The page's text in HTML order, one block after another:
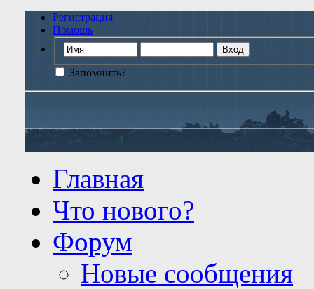
Регистрация
Помощь
Запомнить?
Главная
Что нового?
Форум
Новые сообщения